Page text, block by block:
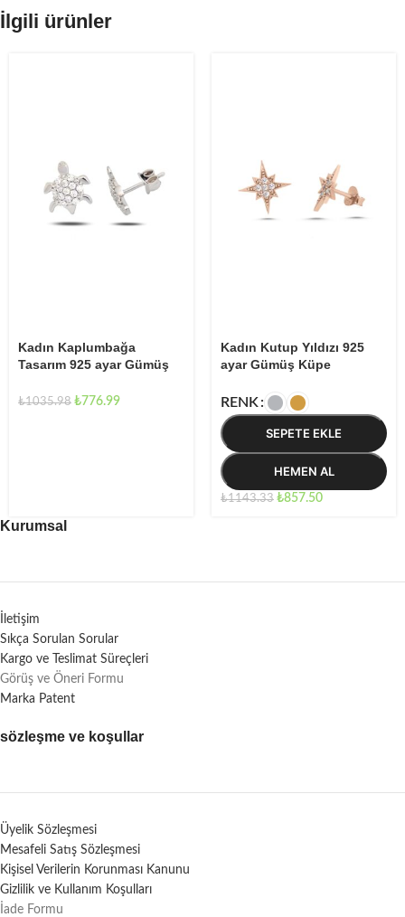
İlgili ürünler
Kadın Kaplumbağa
Tasarım 925 ayar Gümüş
₺1035.98 ₺776.99
Kadın Kutup Yıldızı 925
ayar Gümüş Küpe
RENK
SEPETE EKLE
HEMEN AL
₺1143.33 ₺857.50
Kurumsal
İletişim
Sıkça Sorulan Sorular
Kargo ve Teslimat Süreçleri
Görüş ve Öneri Formu
Marka Patent
sözleşme ve koşullar
Üyelik Sözleşmesi
Mesafeli Satış Sözleşmesi
Kişisel Verilerin Korunması Kanunu
Gizlilik ve Kullanım Koşulları
İade Formu